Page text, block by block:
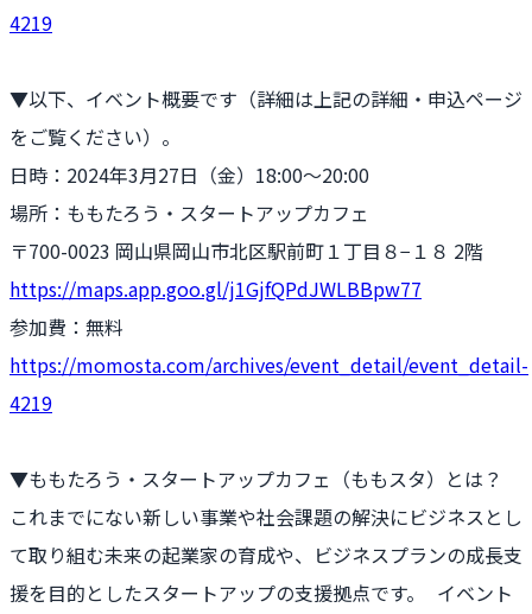
4219
▼以下、イベント概要です（詳細は上記の詳細・申込ページ
をご覧ください）。
日時：2024年3月27日（金）18:00〜20:00
場所：ももたろう・スタートアップカフェ
〒700-0023 岡山県岡山市北区駅前町１丁目８−１８ 2階
https://maps.app.goo.gl/j1GjfQPdJWLBBpw77
参加費：無料
https://momosta.com/archives/event_detail/event_detail-
4219
▼ももたろう・スタートアップカフェ（ももスタ）とは？
これまでにない新しい事業や社会課題の解決にビジネスとし
て取り組む未来の起業家の育成や、ビジネスプランの成長支
援を目的としたスタートアップの支援拠点です。 イベント